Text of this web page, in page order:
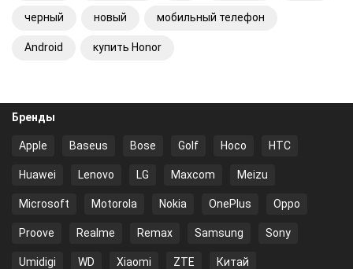
черный новый мобильный телефон
Android купить Honor
Бренды
Apple Baseus Bose Golf Hoco HTC
Huawei Lenovo LG Maxcom Meizu
Microsoft Motorola Nokia OnePlus Oppo
Proove Realme Remax Samsung Sony
Umidigi WD Xiaomi ZTE Китай